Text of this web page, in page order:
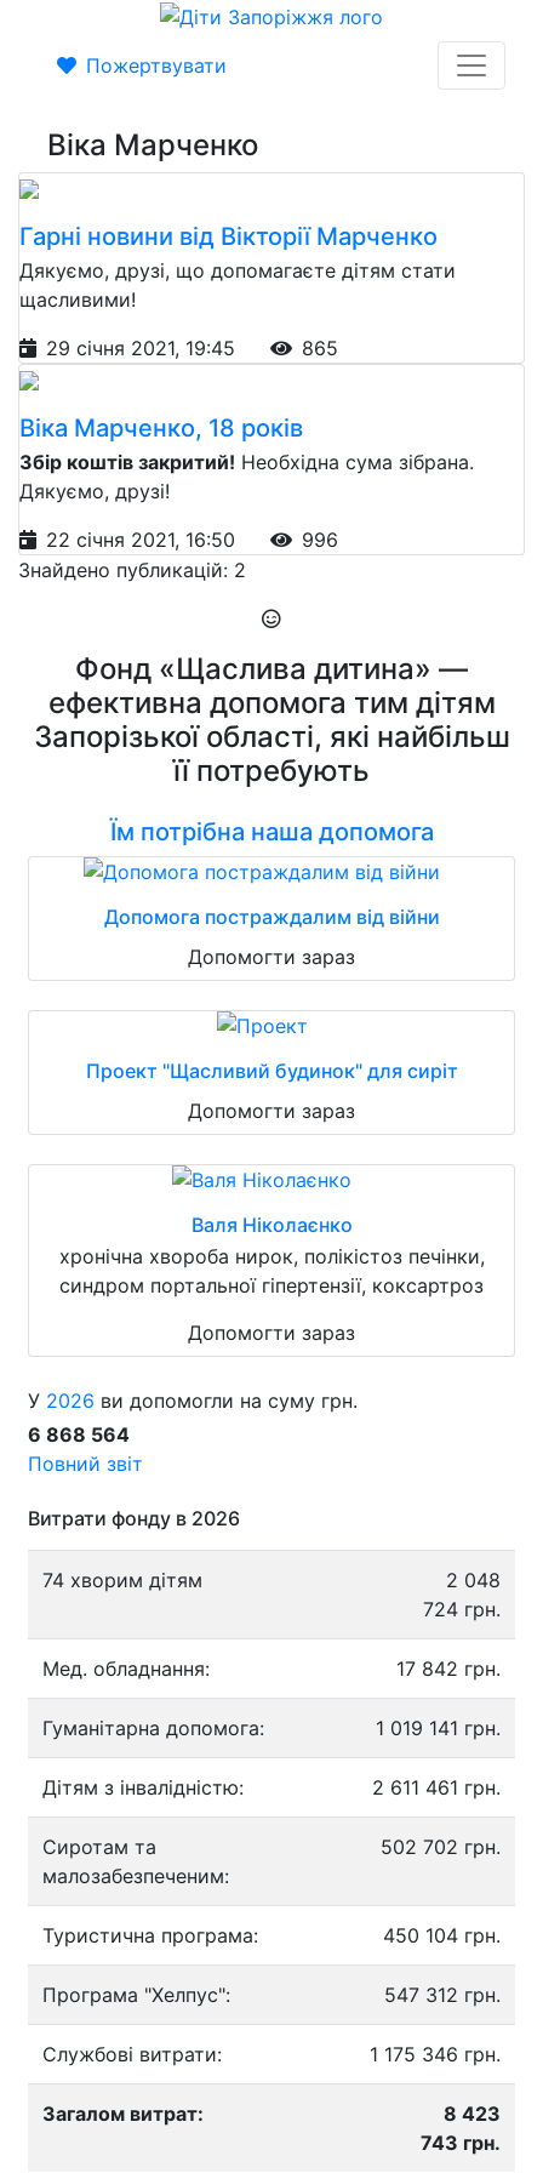
Пожертвувати
Віка Марченко
Гарні новини від Вікторії Марченко
Дякуємо, друзі, що допомагаєте дітям стати
щасливими!
29 січня 2021, 19:45
865
Віка Марченко, 18 років
Збір коштів закритий! Необхідна сума зібрана.
Дякуємо, друзі!
22 січня 2021, 16:50
996
Знайдено публикацій: 2
Фонд «Щаслива дитина» —
ефективна допомога тим дітям
Запорізької області, які найбільш
її потребують
Їм потрібна наша допомога
Допомога постраждалим від війни
Допомогти зараз
Проект "Щасливий будинок" для сиріт
Допомогти зараз
Валя Ніколаєнко
хронічна хвороба нирок, полікістоз печінки,
синдром портальної гіпертензії, коксартроз
Допомогти зараз
У 2026 ви допомогли на суму грн.
6 868 564
Повний звіт
Витрати фонду в 2026
74 хворим дітям
2 048
724 грн.
Мед. обладнання: 17 842 грн.
Гуманітарна допомога: 1 019 141 грн.
Дітям з інвалідністю: 2 611 461 грн.
Сиротам та
малозабезпеченим:
502 702 грн.
Туристична програма: 450 104 грн.
Програма "Хелпус": 547 312 грн.
Службові витрати: 1 175 346 грн.
Загалом витрат:
8 423
743 грн.